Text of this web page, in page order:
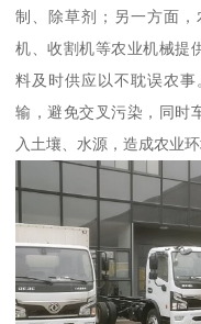
制、除草剂；另一方面
机、收割机等农业机械提
料及时供应以不耽误农
输，避免交叉污染，同时
入土壤、水源，造成农业环